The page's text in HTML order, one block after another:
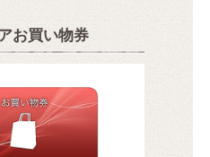
お買い物券